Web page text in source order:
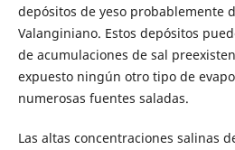
depósitos de yeso probablemente
Valanginiano. Estos depósitos
de acumulaciones de sal
expuesto ningún otro tipo de
numerosas fuentes saladas.
Las altas concentraciones salinas